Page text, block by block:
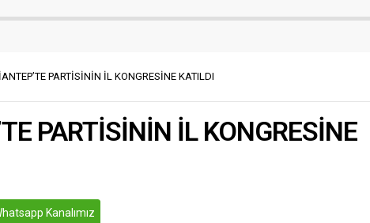
paylaşımında, Sağlıkta
Hizmet Yükümlülüğü kapsamında
81 hekimimizin Gazi şehrimiz...
PARTİSİNİN İL KONGRESİNE KATILDI
PARTİSİNİN İL KONGRESİNE
Kanalımız